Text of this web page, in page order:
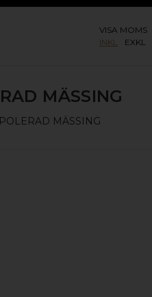
VISA MOMS
INKL
EXKL
MÄSSING
MÄSSING